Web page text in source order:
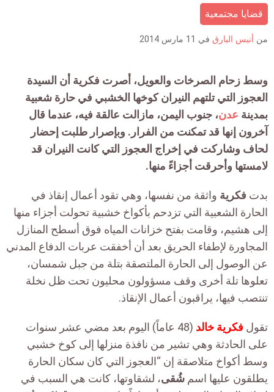
قضايا مجتمعية
من أنيس البارق في 11 مارس 2014
وسط زحام الصرخات والعويل، أصرت فكرية أن السيدة
العجوز التي تلتهم النيران كوخها الخشبي في حارة شعبية
بمدينة عدن، جنوب اليمن، مازالت عالقة فيه، عندما قال
آخرون إنها قد تمكنت من الفرار. وبإصرار طلبت إحضار
لحاف وشاركت في إخراج العجوز التي كانت النيران قد
لامستها وأحرقت أجزاءً منها.
بدت فكرية واثقة من نفسها، وهي تقود أعمال إنقاذ في
الحارة الشعبية التي تزدحم بأكواخ خشبية تحولت أجزاء منها
إلى هشيم، وقامت بفتح خزانات المياه فوق أسطح المنازل
المجاورة لإطفاء الحريق بعد أن أخفقت عربات الدفاع المدني
عن الوصول إلى الحارة الملتصقة بتلة من جبل شمسان،
تعلوها تلة أخرى وقف مسؤولون محليون تحت ظل نخلة
تنتصب فيها، يراقبون أعمال الإنقاذ.
تقول فكرية خالد
(48 عاماً) اليوم بعد مضي عشر سنوات
على الحادثة وهي تشير من نافذة منزلها إلى كوخ خشبي
وسط أكواخ متلاصقة إن “العجوز التي كان سكان الحارة
يطلقون عليها اسم شُقى، لشقاوتها، كانت هي السبب في